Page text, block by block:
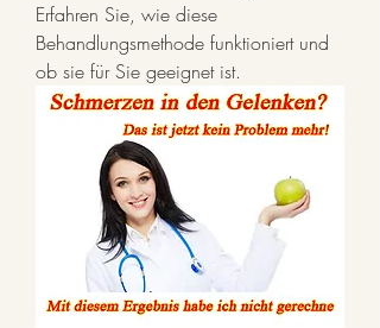
Erfahren Sie, wie diese
Behandlungsmethode funktioniert und
ob sie für Sie geeignet ist.